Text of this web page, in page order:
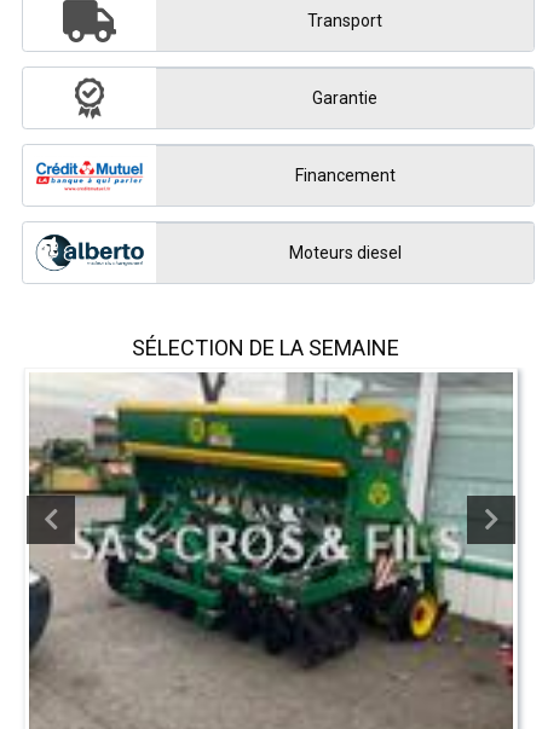
Transport
Garantie
Financement
Moteurs diesel
SÉLECTION DE LA SEMAINE